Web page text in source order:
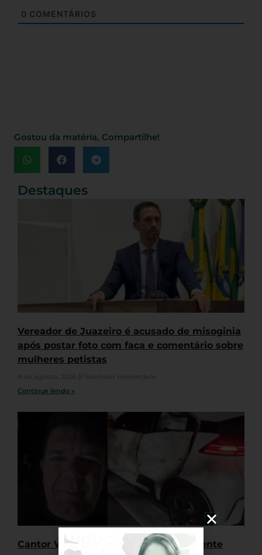
0 COMENTÁRIOS
Gostou da matéria, Compartilhe!
Destaques
Vereador de Juazeiro é acusado de misoginia
após postar foto com faca e comentário sobre
mulheres petistas
Continue lendo »
Cantor Waldonys se envolve em acidente